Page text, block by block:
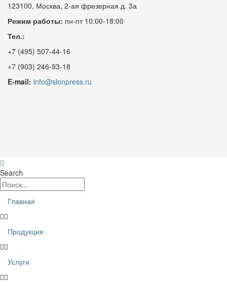
123100, Москва, 2-ая фрезерная д. 3а
Режим работы: пн-пт 10:00-18:00
Тел.:
+7 (495) 507-44-16
+7 (903) 246-93-18
E-mail: info@slonpress.ru
Search
Главная
Продукция
Услуги